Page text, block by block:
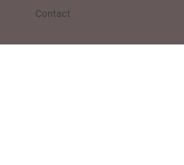
Contact